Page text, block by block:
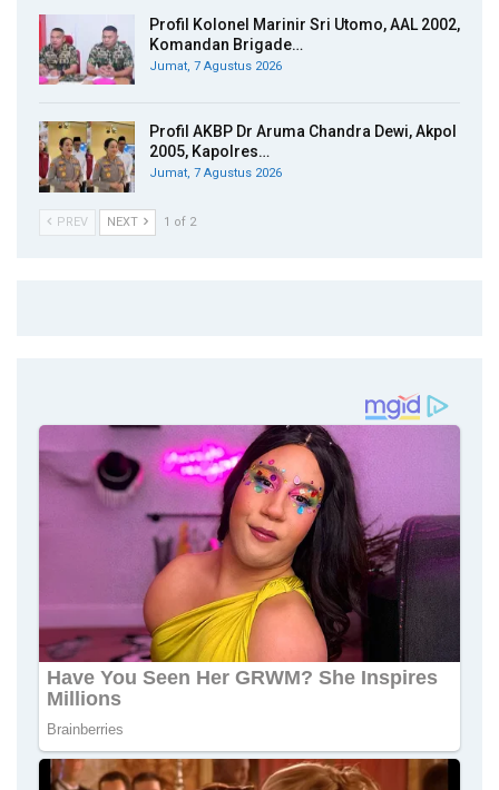
Profil Kolonel Marinir Sri Utomo, AAL 2002,
Komandan Brigade…
Jumat, 7 Agustus 2026
Profil AKBP Dr Aruma Chandra Dewi, Akpol
2005, Kapolres…
Jumat, 7 Agustus 2026
PREV NEXT 1 of 2